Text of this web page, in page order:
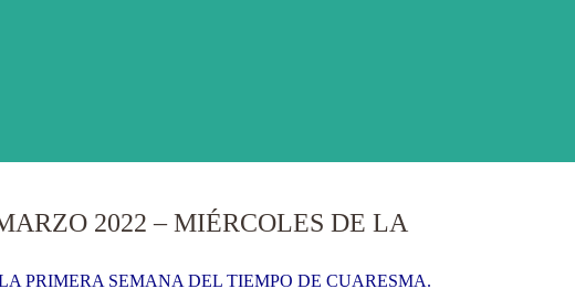
2022 – MIÉRCOLES DE LA
PRIMERA SEMANA DEL TIEMPO DE CUARESMA.